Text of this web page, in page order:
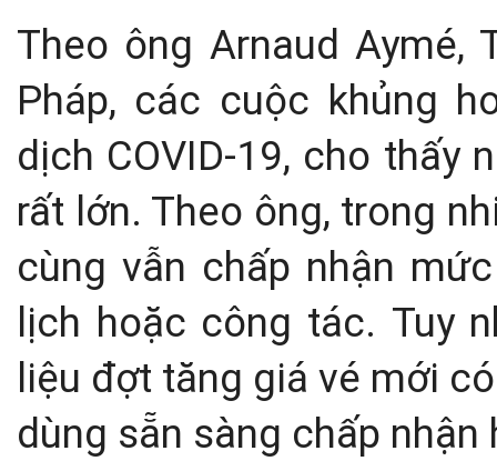
Theo ông Arnaud Aymé,
Pháp, các cuộc khủng
dịch COVID-19, cho thấy
rất lớn. Theo ông, trong
cùng vẫn chấp nhận
lịch hoặc công tác. Tuy
liệu đợt tăng giá vé mới
dùng sẵn sàng chấp